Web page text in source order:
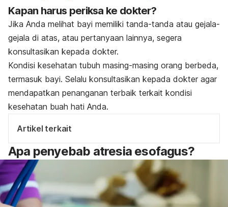
Kapan harus periksa ke dokter?
Jika Anda melihat bayi memiliki tanda-tanda atau gejala-
gejala di atas, atau pertanyaan lainnya, segera
konsultasikan kepada dokter.
Kondisi kesehatan tubuh masing-masing orang berbeda,
termasuk bayi. Selalu konsultasikan kepada dokter agar
mendapatkan penanganan terbaik terkait kondisi
kesehatan buah hati Anda.
Artikel terkait
Apa penyebab atresia esofagus?